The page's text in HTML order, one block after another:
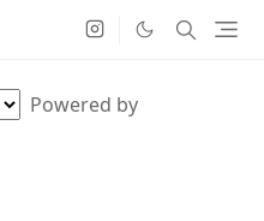
Powered by